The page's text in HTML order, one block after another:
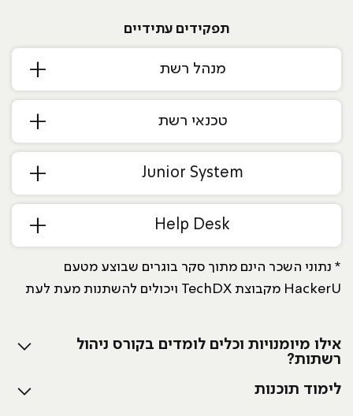
תפקידים עתידיים
מנהל רשת
טכנאי רשת
Junior System
Help Desk
* נתוני השכר הינם מתוך סקר בוגרים שבוצע מטעם
HackerU מקבוצת TechDX ויכולים להשתנות מעת לעת
אילו מיומנויות וכלים לומדים בקורס ניהול
רשתות?
לימוד תוכנות